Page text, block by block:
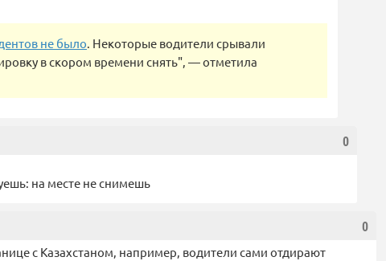
не было. Некоторые водители срывали
в скором времени снять", — отметила
0
на месте не снимешь
0
с Казахстаном, например, водители сами отдирают